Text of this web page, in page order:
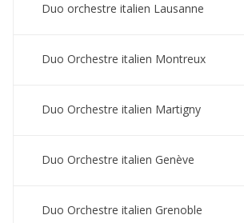
Duo orchestre italien Lausanne
Duo Orchestre italien Montreux
Duo Orchestre italien Martigny
Duo Orchestre italien Genève
Duo Orchestre italien Grenoble